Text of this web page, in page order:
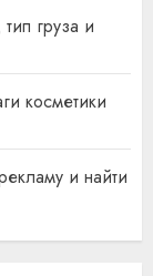
груза и
косметики
и найти